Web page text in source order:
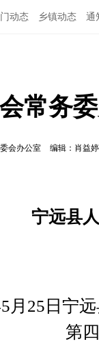
动态 乡镇动态 通
常务
会办公室 编辑：肖益
宁远县
5月25日宁
第